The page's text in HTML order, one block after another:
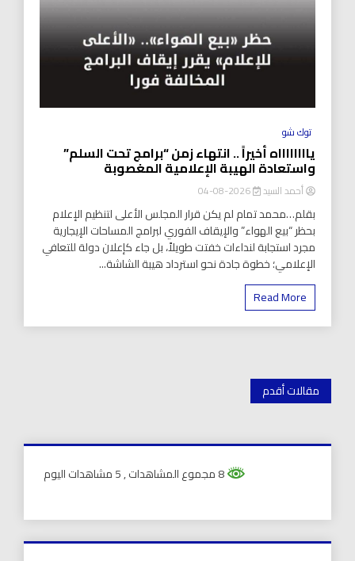
توك شو
يااااااااه أخيراً .. انتهاء زمن “برامج تحت السلم”
واستعادة الهيبة الإعلامية المغصوبة
أحمد السيد 2026-08-04
بقلم…محمد تمام لم يكن قرار المجلس الأعلى لتنظيم الإعلام
بحظر “بيع الهواء” والإيقاف الفوري لبرامج المساحات الإيجارية
مجرد استجابة لنداءات خفتت طويلاً، بل جاء كإعلان دولة للتعافي
الإعلامي؛ خطوة جادة نحو استرداد هيبة الشاشة...
Read More
تصفّح
المقالات
مقالات أقدم
, 5 مشاهدات اليوم